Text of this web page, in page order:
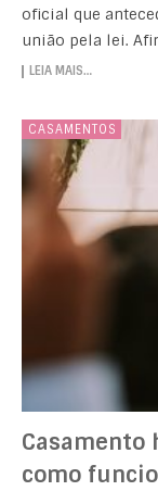
oficial que
união pela lei.
LEIA MAIS…
CASAMENTOS
Casamento
como